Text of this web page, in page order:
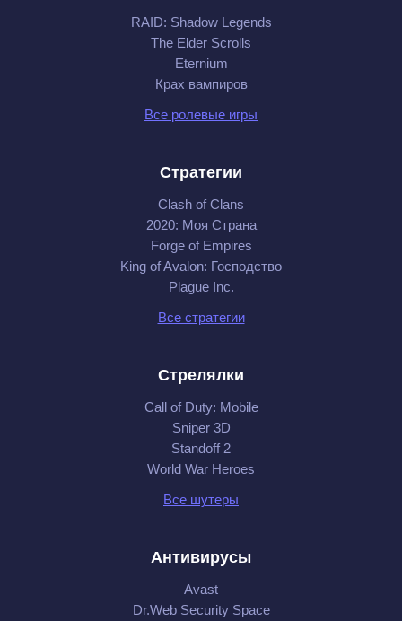
RAID: Shadow Legends
The Elder Scrolls
Eternium
Крах вампиров
Все ролевые игры
Стратегии
Clash of Clans
2020: Моя Cтрана
Forge of Empires
King of Avalon: Господство
Plague Inc.
Все стратегии
Стрелялки
Call of Duty: Mobile
Sniper 3D
Standoff 2
World War Heroes
Все шутеры
Антивирусы
Avast
Dr.Web Security Space